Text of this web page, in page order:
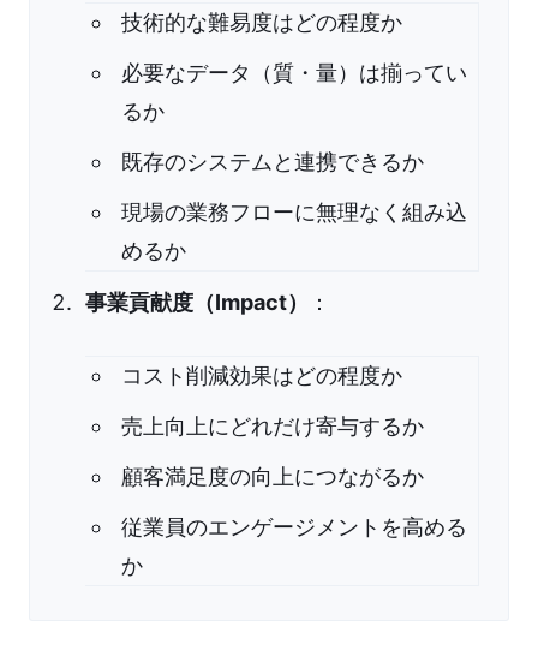
技術的な難易度はどの程度か
必要なデータ（質・量）は揃ってい
るか
既存のシステムと連携できるか
現場の業務フローに無理なく組み込
めるか
事業貢献度（Impact） ：
コスト削減効果はどの程度か
売上向上にどれだけ寄与するか
顧客満足度の向上につながるか
従業員のエンゲージメントを高める
か